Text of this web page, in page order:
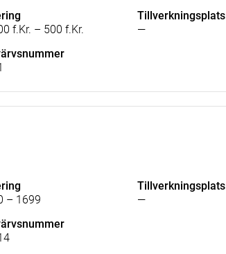
f.Kr. – 500 f.Kr.
Tillverkningsplats
—
– 1699
Tillverkningsplats
—